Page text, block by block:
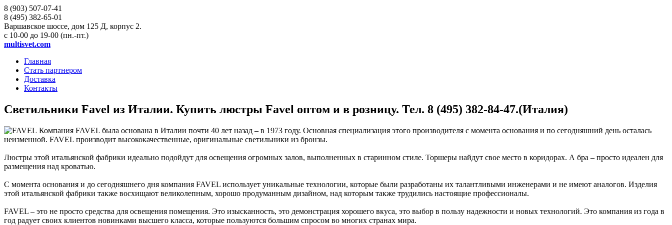
8 (903) 507-07-41
8 (495) 382-65-01
Варшавское шоссе, дом 125 Д, корпус 2.
с 10-00 до 19-00 (пн.-пт.)
multisvet.com
Главная
Стать партнером
Доставка
Контакты
Светильники Favel из Италии. Купить люстры Favel оптом и в розницу. Тел. 8 (495) 382-84-47.(Италия)
Компания FAVEL была основана в Италии почти 40 лет назад – в 1973 году. Основная специализация этого производителя с момента основания и по сегодняшний день осталась
неизменной. FAVEL производит высококачественные, оригинальные светильники из бронзы.
Люстры этой итальянской фабрики идеально подойдут для освещения огромных залов, выполненных в старинном стиле. Торшеры найдут свое место в коридорах. А бра – просто идеален для
размещения над кроватью.
С момента основания и до сегодняшнего дня компания FAVEL использует уникальные технологии, которые были разработаны их талантливыми инженерами и не имеют аналогов. Изделия
этой итальянской фабрики также восхищают великолепным, хорошо продуманным дизайном, над которым также трудились настоящие профессионалы.
FAVEL – это не просто средства для освещения помещения. Это изысканность, это демонстрация хорошего вкуса, это выбор в пользу надежности и новых технологий. Это компания из года в
год радует своих клиентов новинками высшего класса, которые пользуются большим спросом во многих странах мира.